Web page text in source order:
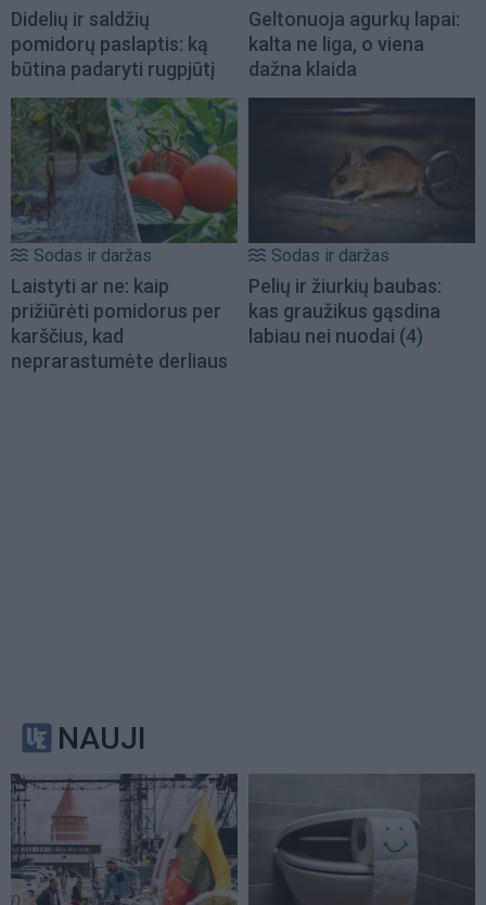
Didelių ir saldžių
pomidorų paslaptis: ką
būtina padaryti rugpjūtį
Geltonuoja agurkų lapai:
kalta ne liga, o viena
dažna klaida
Sodas ir daržas
Laistyti ar ne: kaip
prižiūrėti pomidorus per
karščius, kad
neprarastumėte derliaus
Sodas ir daržas
Pelių ir žiurkių baubas:
kas graužikus gąsdina
labiau nei nuodai (4)
NAUJI